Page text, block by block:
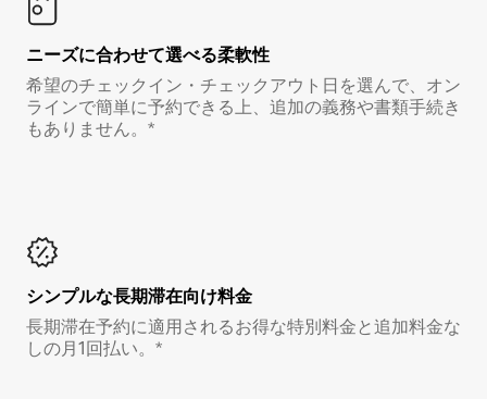
ニーズに合わせて選べる柔軟性
希望のチェックイン・チェックアウト日を選んで、オン
ラインで簡単に予約できる上、追加の義務や書類手続き
もありません。*
シンプルな長期滞在向け料金
長期滞在予約に適用されるお得な特別料金と追加料金な
しの月1回払い。*